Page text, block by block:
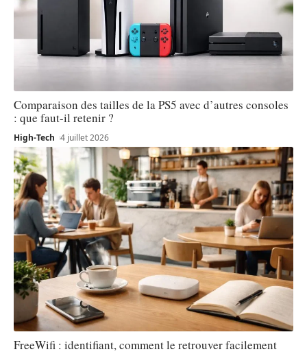
Comparaison des tailles de la PS5 avec d’autres consoles
: que faut-il retenir ?
High-Tech 4 juillet 2026
FreeWifi : identifiant, comment le retrouver facilement